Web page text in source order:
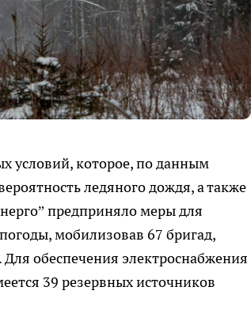
условий, которое, по данным
ледяного дождя, а также
предприняло меры для
мобилизовав 67 бригад,
обеспечения электроснабжения
39 резервных источников